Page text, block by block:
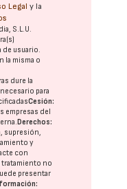
Legal y la
S.L.U.
de usuario.
la misma o
dure la
para
Cesión:
empresas del
Derechos:
supresión,
y
con
tratamiento no
presentar